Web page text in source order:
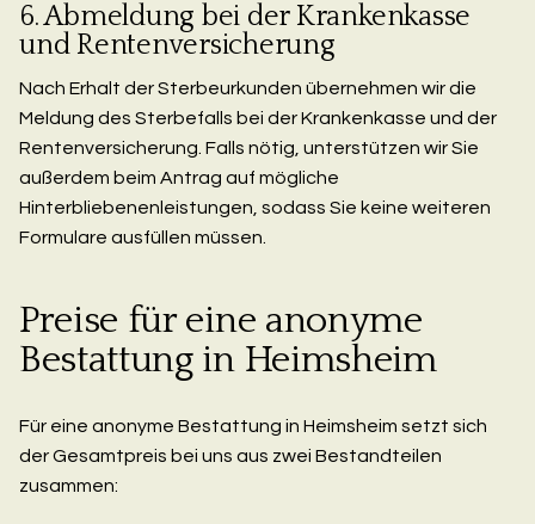
6. Abmeldung bei der Krankenkasse
und Rentenversicherung
Nach Erhalt der Sterbeurkunden übernehmen wir die
Meldung des Sterbefalls bei der Krankenkasse und der
Rentenversicherung. Falls nötig, unterstützen wir Sie
außerdem beim Antrag auf mögliche
Hinterbliebenenleistungen, sodass Sie keine weiteren
Formulare ausfüllen müssen.
Preise für eine anonyme
Bestattung in Heimsheim
Für eine anonyme Bestattung in Heimsheim setzt sich
der Gesamtpreis bei uns aus zwei Bestandteilen
zusammen: